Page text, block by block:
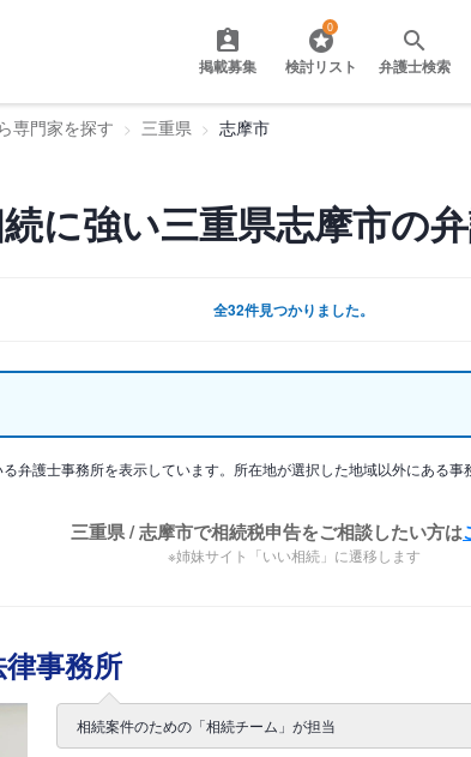
掲載募集
0
検討リスト 弁護士検索
専門家を探す 三重県 志摩市
に強い三重県志摩市の
全32件見つかりました。
弁護士事務所を表示しています。所在地が選択した地域以外にある事
三重県 / 志摩市で相続税申告をご相談したい方は
※姉妹サイト「いい相続」に遷移します
事務所
相続案件のための「相続チーム」が担当